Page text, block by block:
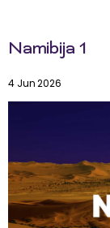
Namibija 1
4 Jun 2026